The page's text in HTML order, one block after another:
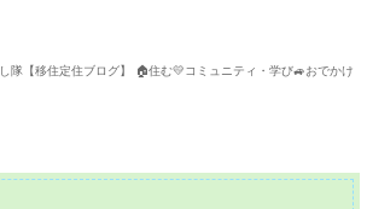
隊【移住定住ブログ】 🏠住む💛コミュニティ・学び🚙おでかけ